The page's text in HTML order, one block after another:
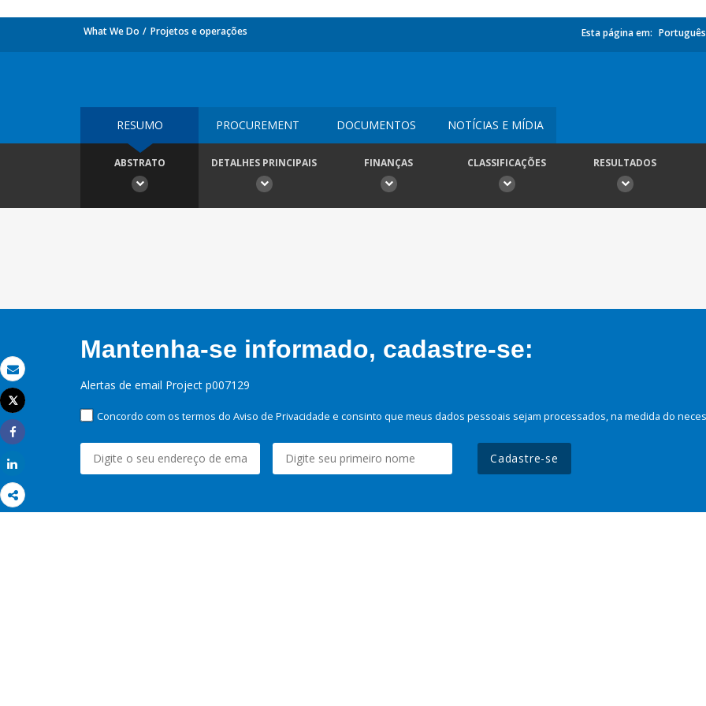
Email
Imprimir
Tweet
Share
What We Do Projetos e operações Esta página em: Português
RESUMO PROCUREMENT DOCUMENTOS NOTÍCIAS E MÍDIA
ABSTRATO DETALHES PRINCIPAIS FINANÇAS CLASSIFICAÇÕES RESULTADOS
Mantenha-se informado, cadastre-se:
Alertas de email Project p007129
Concordo com os termos do Aviso de Privacidade e consinto que meus dados pessoais sejam processados, na medida do
Cadastre-se